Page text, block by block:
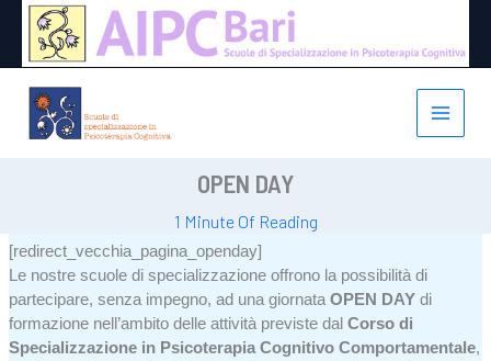
contenuto
OPEN DAY
1 Minute Of Reading
[redirect_vecchia_pagina_openday]
Le nostre scuole di specializzazione offrono la possibilità di
partecipare, senza impegno, ad una giornataOPEN DAY di
formazione nell’ambito delle attività previste dalCorso di
Specializzazione in Psicoterapia Cognitivo Comportamentale,